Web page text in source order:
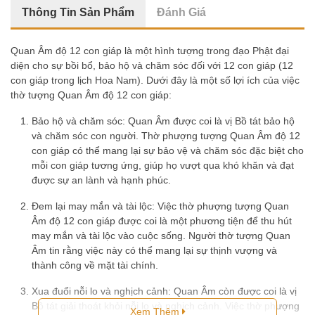
Tượng Chú Tiểu
18 Vị La Hán
Tượng Chuẩn Đề
Quan Âm Tự Tại
Di Lặc
Tượng Kỳ Lân
Bổn Sư Thích Ca
Quan Âm
Địa Tạng Vương
Tượng Sư Tử
Thông Tin Sản Phẩm Đánh Giá
Quan Âm độ 12 con giáp là một hình tượng trong đạo Phật đại
diện cho sự bồi bổ, bảo hộ và chăm sóc đối với 12 con giáp (12
con giáp trong lịch Hoa Nam). Dưới đây là một số lợi ích của việc
thờ tượng Quan Âm độ 12 con giáp:
Bảo hộ và chăm sóc: Quan Âm được coi là vị Bồ tát bảo hộ
và chăm sóc con người. Thờ phượng tượng Quan Âm độ 12
con giáp có thể mang lại sự bảo vệ và chăm sóc đặc biệt cho
mỗi con giáp tương ứng, giúp họ vượt qua khó khăn và đạt
được sự an lành và hạnh phúc.
Đem lại may mắn và tài lộc: Việc thờ phượng tượng Quan
Âm độ 12 con giáp được coi là một phương tiện để thu hút
may mắn và tài lộc vào cuộc sống. Người thờ tượng Quan
Âm tin rằng việc này có thể mang lại sự thịnh vượng và
thành công về mặt tài chính.
Xua đuổi nỗi lo và nghịch cảnh: Quan Âm còn được coi là vị
Bồ tát giải thoát khỏi nỗi lo và nghịch cảnh. Việc thờ phượng
Xem Thêm